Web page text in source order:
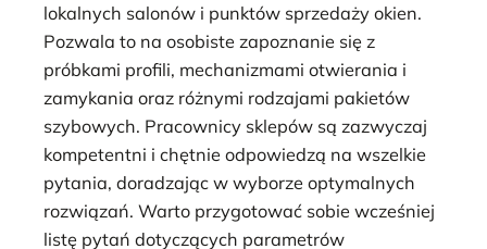
lokalnych salonów i punktów sprzedaży okien.
Pozwala to na osobiste zapoznanie się z
próbkami profili, mechanizmami otwierania i
zamykania oraz różnymi rodzajami pakietów
szybowych. Pracownicy sklepów są zazwyczaj
kompetentni i chętnie odpowiedzą na wszelkie
pytania, doradzając w wyborze optymalnych
rozwiązań. Warto przygotować sobie wcześniej
listę pytań dotyczących parametrów